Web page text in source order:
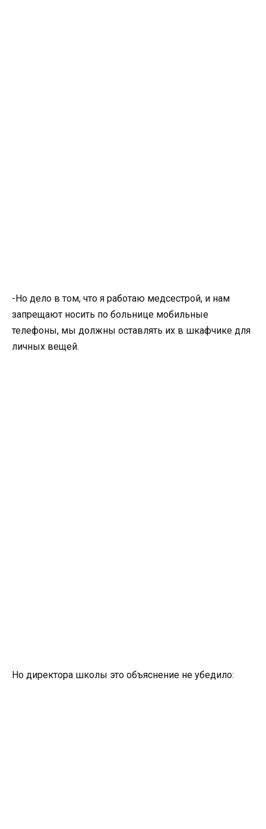
-Но дело в том, что я работаю медсестрой, и нам
запрещают носить по больнице мобильные
телефоны, мы должны оставлять их в шкафчике для
личных вещей.
Но директора школы это объяснение не убедило: